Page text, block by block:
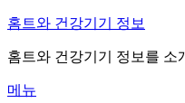
내
으
바
홈트와 건강기기 정보
홈트와 건강기기 정보를 소
메뉴